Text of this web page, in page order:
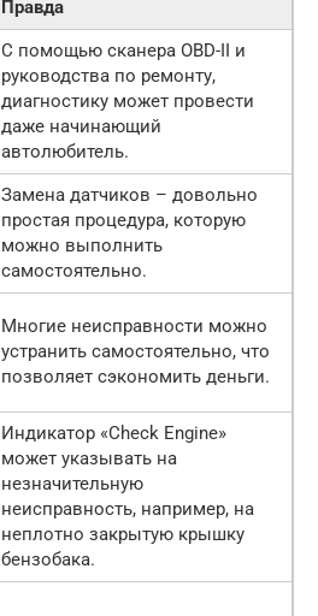
Правда
С помощью сканера OBD-II и
руководства по ремонту,
диагностику может провести
даже начинающий
автолюбитель.
Замена датчиков – довольно
простая процедура, которую
можно выполнить
самостоятельно.
Многие неисправности можно
устранить самостоятельно, что
позволяет сэкономить деньги.
Индикатор «Check Engine»
может указывать на
незначительную
неисправность, например, на
неплотно закрытую крышку
бензобака.